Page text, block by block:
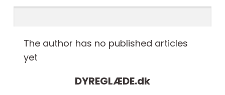
The author has no published articles
yet
DYREGLÆDE.dk